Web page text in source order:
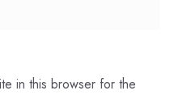
in this browser for the